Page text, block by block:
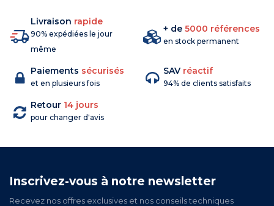
Livraison rapide
90% expédiées le jour
même
+ de 5000 références
en stock permanent
Paiements sécurisés
et en plusieurs fois
SAV réactif
94% de clients satisfaits
Retour 14 jours
pour changer d'avis
Inscrivez-vous à notre newsletter
Recevez nos offres exclusives et nos conseils techniques